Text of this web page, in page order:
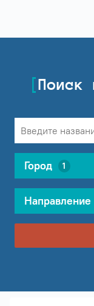
Поиск
Город 1
Направление